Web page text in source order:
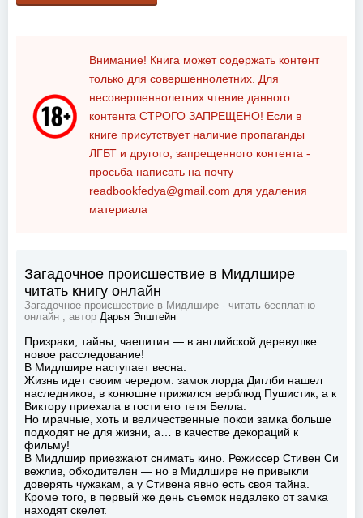
Внимание! Книга может содержать контент
только для совершеннолетних. Для
несовершеннолетних чтение данного
контента СТРОГО ЗАПРЕЩЕНО! Если в
книге присутствует наличие пропаганды
ЛГБТ и другого, запрещенного контента -
просьба написать на почту
readbookfedya@gmail.com для удаления
материала
Загадочное происшествие в Мидлшире
читать книгу онлайн
Загадочное происшествие в Мидлшире - читать бесплатно
онлайн , автор Дарья Эпштейн
Призраки, тайны, чаепития — в английской деревушке
новое расследование!
В Мидлшире наступает весна.
Жизнь идет своим чередом: замок лорда Диглби нашел
наследников, в конюшне прижился верблюд Пушистик, а к
Виктору приехала в гости его тетя Белла.
Но мрачные, хоть и величественные покои замка больше
подходят не для жизни, а… в качестве декораций к
фильму!
В Мидлшир приезжают снимать кино. Режиссер Стивен Си
вежлив, обходителен — но в Мидлшире не привыкли
доверять чужакам, а у Стивена явно есть своя тайна.
Кроме того, в первый же день съемок недалеко от замка
находят скелет.